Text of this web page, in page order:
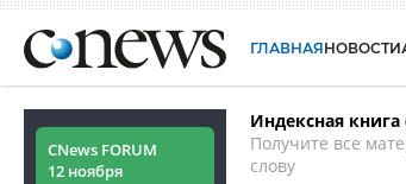
ГЛАВНАЯНОВОСТИ
CNews FORUM
12 ноября
Индексная книга
Получите все
слову